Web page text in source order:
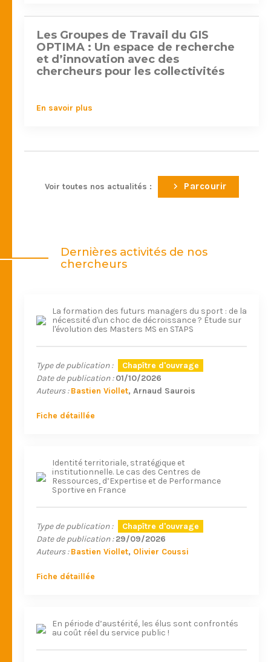
#recherche
Les Groupes de Travail du GIS
OPTIMA : Un espace de recherche
et d’innovation avec des
chercheurs pour les collectivités
En savoir plus
Voir toutes nos actualités : Parcourir
Dernières activités de nos
chercheurs
La formation des futurs managers du sport : de la
nécessité d'un choc de décroissance ? Étude sur
l'évolution des Masters MS en STAPS
Type de publication :
Chapître d'ouvrage
Date de publication : 01/10/2026
Auteurs : Bastien Viollet Arnaud Saurois
Fiche détaillée
Identité territoriale, stratégique et
institutionnelle. Le cas des Centres de
Ressources, d’Expertise et de Performance
Sportive en France
Type de publication :
Chapître d'ouvrage
Date de publication : 29/09/2026
Auteurs : Bastien Viollet Olivier Coussi
Fiche détaillée
En période d’austérité, les élus sont confrontés
au coût réel du service public !